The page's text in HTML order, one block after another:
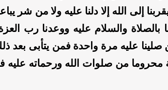
إلى الله إلا دلنا عليه ولا من شر
بالصلاة والسلام عليه ووعدنا رب العزة
عليه مرة واحدة فمن يتأبى بعد
محروما من صلوات الله ورحماته عليه